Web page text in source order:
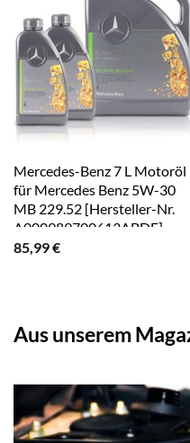
Mercedes-Benz 7 L Motoröl
für Mercedes Benz 5W-30
MB 229.52 [Hersteller-Nr.
A000989700613ABDE]
85,99€
Aus unserem